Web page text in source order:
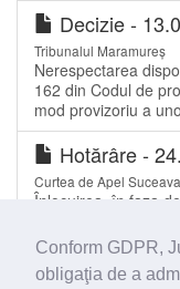
Conform GDPR,
obligaţia de a
Decizie -
Tribunalul Maramureș
Nerespectarea
162 din Codul de
mod provizoriu a
Hotărâre -
Curtea de Apel Suceava
Înlocuirea, în faza
obligării de a nu
localitatea. Durata
dispusă.